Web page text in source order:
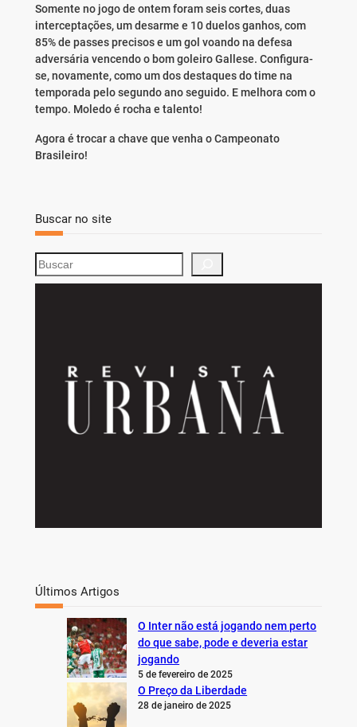
Somente no jogo de ontem foram seis cortes, duas
interceptações, um desarme e 10 duelos ganhos, com
85% de passes precisos e um gol voando na defesa
adversária vencendo o bom goleiro Gallese. Configura-
se, novamente, como um dos destaques do time na
temporada pelo segundo ano seguido. E melhora com o
tempo. Moledo é rocha e talento!
Agora é trocar a chave que venha o Campeonato
Brasileiro!
Buscar no site
S
e
Últimos Artigos
O Inter não está jogando nem perto
do que sabe, pode e deveria estar
jogando
5 de fevereiro de 2025
O Preço da Liberdade
28 de janeiro de 2025